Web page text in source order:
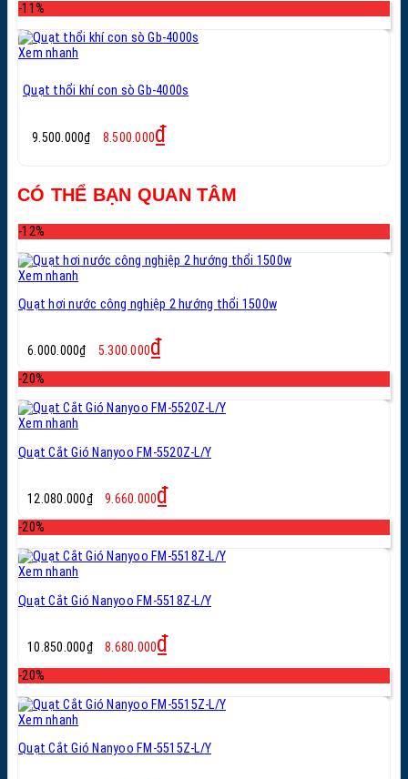
-11%
Xem nhanh
Quạt thổi khí con sò Gb-4000s
9.500.000₫
Giá
gốc
8.500.000₫
8.500.000₫.
CÓ THỂ BẠN QUAN TÂM
-12%
Xem nhanh
Quạt hơi nước công nghiệp 2 hướng thổi 1500w
6.000.000₫
Giá
gốc
là:
6.000.000₫.
5.300.000₫
tại
là:
5.300.000₫.
-20%
Xem nhanh
Quạt Cắt Gió Nanyoo FM-5520Z-L/Y
12.080.000₫
Giá
gốc
là:
12.080.000₫.
9.660.000₫
tại
là:
9.660.000₫.
-20%
Xem nhanh
Quạt Cắt Gió Nanyoo FM-5518Z-L/Y
10.850.000₫
Giá
gốc
là:
10.850.000₫.
8.680.000₫
tại
là:
8.680.000₫.
-20%
Xem nhanh
Quạt Cắt Gió Nanyoo FM-5515Z-L/Y